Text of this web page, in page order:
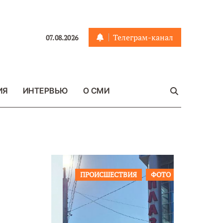
07.08.2026 Телеграм-канал
ИНТЕРВЬЮ О СМИ
ПРОИСШЕСТВИЯ ФОТО